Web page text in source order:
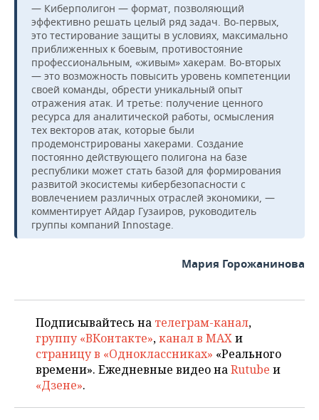
— Киберполигон — формат, позволяющий
эффективно решать целый ряд задач. Во-первых,
это тестирование защиты в условиях, максимально
приближенных к боевым, противостояние
профессиональным, «живым» хакерам. Во-вторых
— это возможность повысить уровень компетенции
своей команды, обрести уникальный опыт
отражения атак. И третье: получение ценного
ресурса для аналитической работы, осмысления
тех векторов атак, которые были
продемонстрированы хакерами. Создание
постоянно действующего полигона на базе
республики может стать базой для формирования
развитой экосистемы кибербезопасности с
вовлечением различных отраслей экономики, —
комментирует Айдар Гузаиров, руководитель
группы компаний Innostagе.
Мария Горожанинова
Подписывайтесь на телеграм-канал,
группу «ВКонтакте»,канал в MAXи
страницу в «Одноклассниках» «Реального
времени». Ежедневные видео наRutube и
«Дзене».